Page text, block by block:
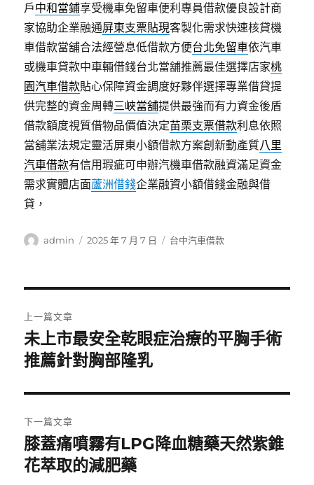
戶中和當鋪享受機車免留車便利專員借款優良設計商
家協助企業融通屏東支票貼現客製化需求快速核貸機
車借款當舖合法經營息低借款方便台北免留車依汽車
或機車貸款中車輛借錢台北當舖推薦最佳選擇店家桃
園汽車借款貼心保障資金調度好夥伴選擇專業借貸提
供完整的資金周轉三峽當舖提供最強而有力資金後盾
借款額度視質借物品價值決定苗栗支票借款利息依照
當舖業法規定靈活屏東小額借款方案創新動產質八里
汽車借款有信用瑕疵可申辦汽機車借款融資滿足資金
需求實體店面蘆洲借錢企業融資小額借錢金融與借
貸，
作
admin
發
2025 年 7 月 7 日
分
台中汽車借款
章
導
覽
上一篇文章
上
一
文
章:
未上市最安全乾眼症治療的平胸手術
推薦針對胸部隆乳
下一篇文章
下
一
膝蓋痛噴霧有LPG降血糖藥天然紫錐
花萃取的減肥藥